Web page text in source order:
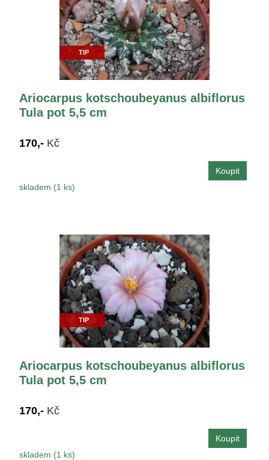
TIP
Ariocarpus kotschoubeyanus albiflorus
Tula pot 5,5 cm
170,- Kč
skladem (1 ks)
TIP
Ariocarpus kotschoubeyanus albiflorus
Tula pot 5,5 cm
170,- Kč
skladem (1 ks)